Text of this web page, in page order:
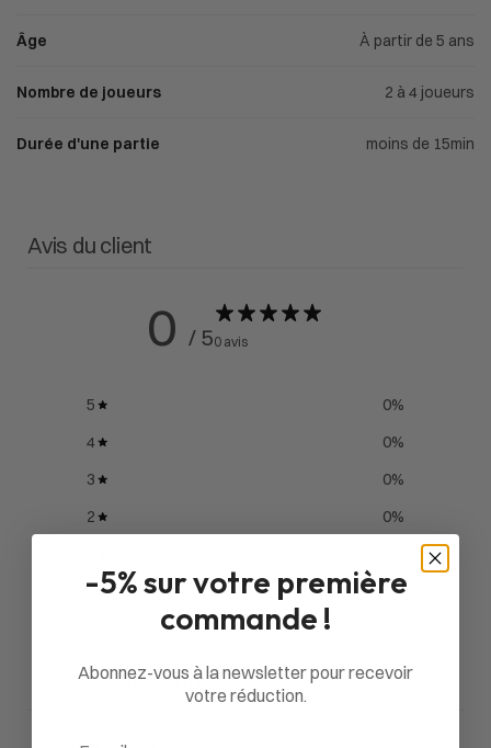
Âge À partir de 5 ans
Nombre de joueurs 2 à 4 joueurs
Durée d'une partie moins de 15min
Avis du client
0 / 50 avis
5 0%
4
0%
3
0%
2
0%
Poser une question
0 Questions 0
-5% sur votre première
commande !
Abonnez-vous à la newsletter pour recevoir
votre réduction.